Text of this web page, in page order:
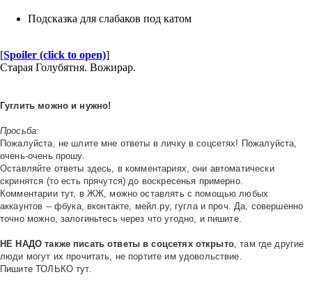
Подсказка для слабаков под катом
[Spoiler (click to open)]
Старая Голубятня. Вожирар.
Гуглить можно и нужно!
Просьба:
Пожалуйста, не шлите мне ответы в личку в соцсетях! Пожалуйста,
очень-очень прошу.
Оставляйте ответы здесь, в комментариях, они автоматически
скринятся (то есть прячутся) до воскресенья примерно.
Комментарии тут, в ЖЖ, можно оставлять с помощью любых
аккаунтов -- фбука, вконтакте, мейл.ру, гугла и проч. Да, совершенно
точно можно, залогиньтесь через что угодно, и пишите.
НЕ НАДО также писать ответы в соцсетях открыто, там где другие
люди могут их прочитать, не портите им удовольствие.
Пишите ТОЛЬКО тут.